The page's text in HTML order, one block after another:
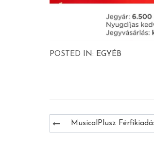
POSTED IN: EGYÉB
Bejegyzés
navigáció
MusicalPlusz